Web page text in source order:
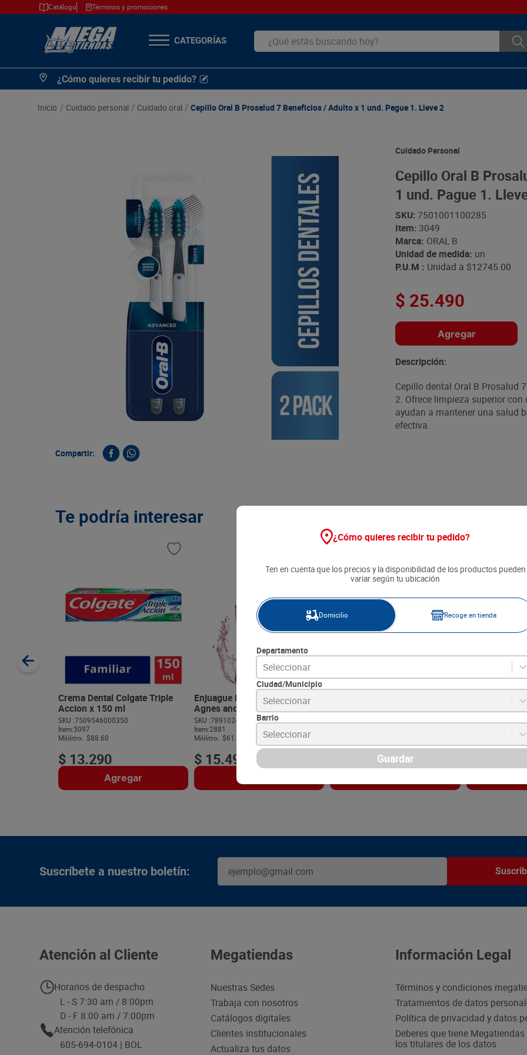
Catálogo Términos y promociones
¿Qué estás buscando hoy?
TÉRMINOS MÁS
BUSCADOS
1.
cerveza
6.
azucar
7.
huevos
8.
detergente
9 .
queso
¿Cómo quieres recibir tu pedido?
cuidado personal cuidado oral Cepillo Oral B Prosalud 7 Beneficios / Adulto x 1 und. Pague 1. Lleve 2
Compartir:
Cuidado Personal
Cepillo Oral B
1 und. Pague 1.
SKU: 7501001100285
Item: 3049
Marca: ORAL B
Unidad de medida: un
P.U.M : Unidad a $12745.00
$ 25.490
Agregar
Descripción:
Cepillo dental Oral B Prosalud
2. Ofrece limpieza superior
ayudan a mantener una salud
efectiva.
Te podría interesar
Crema Dental Colgate Triple
Accion x 150 ml
SKU :7509546000350
Item:3097
Mililitro: $88.60
$ 13.290
Agregar
Enjuague Bucal Colgate Plax
Agnes and Fluffy x 250 ml
SKU :7891024136201
Item:2881
Mililitro: $61.96
$ 15.490
Orthodontic x 1 und
990
Hilo Dental
m
Suscríbete a nuestro boletín:
Atención al Cliente
Horarios de despacho
L - S 7:30 am / 8:00pm
D - F 8:00 am / 7:00pm
Atención telefónica
605-694-0104 | BOL
Megatiendas
Nuestras Sedes
Trabaja con nosotros
Catálogos digitales
Clientes institucionales
Actualiza tus datos
Información Legal
Términos y condiciones
Tratamientos de datos
Política de privacidad y datos
Deberes que tiene
los titulares de los datos
¿Cómo quieres recibir tu pedido?
Ten en cuenta que los precios y la disponibilidad de los productos pueden
variar según tu ubicación
Domicilio Recoge en tienda
Departamento
Seleccionar
Ciudad/Municipio
Seleccionar
Barrio
Seleccionar
Guardar